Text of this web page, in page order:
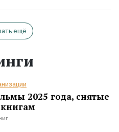
ещё
2025 года, снятые